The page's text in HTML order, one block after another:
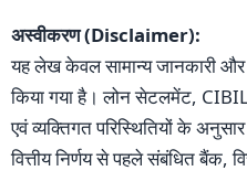
अस्वीकरण (Disclaimer):
यह लेख केवल सामान्य जानकारी और
किया गया है। लोन सेटलमेंट,
एवं व्यक्तिगत परिस्थितियों के
वित्तीय निर्णय से पहले संबंधित बैंक,